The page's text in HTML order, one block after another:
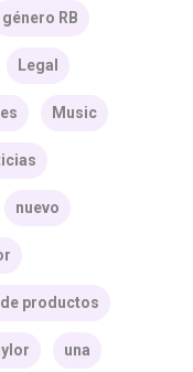
género RB
Legal
Music
nuevo
productos
una